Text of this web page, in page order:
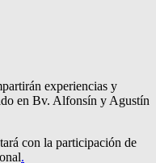
experiencias y
en Bv. Alfonsín y Agustín
con la participación de
.